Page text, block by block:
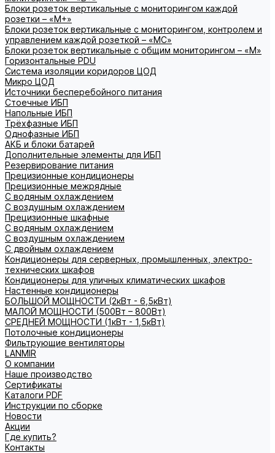
Блоки розеток вертикальные с мониторингом каждой
розетки – «М+»
Блоки розеток вертикальные с мониторингом, контролем и
управлением каждой розеткой – «МС»
Блоки розеток вертикальные с общим мониторингом – «М»
Горизонтальные PDU
Система изоляции коридоров ЦОД
Микро ЦОД
Источники бесперебойного питания
Стоечные ИБП
Напольные ИБП
Трёхфазные ИБП
Однофазные ИБП
АКБ и блоки батарей
Дополнительные элементы для ИБП
Резервирование питания
Прецизионные кондиционеры
Прецизионные межрядные
С водяным охлаждением
С воздушным охлаждением
Прецизионные шкафные
С водяным охлаждением
С воздушным охлаждением
С двойным охлаждением
Кондиционеры для серверных, промышленных, электро-
технических шкафов
Кондиционеры для уличных климатических шкафов
Настенные кондиционеры
БОЛЬШОЙ МОЩНОСТИ (2кВт - 6,5кВт)
МАЛОЙ МОЩНОСТИ (500Вт – 800Вт)
СРЕДНЕЙ МОЩНОСТИ (1кВт - 1,5кВт)
Потолочные кондиционеры
Фильтрующие вентиляторы
LANMIR
О компании
Наше производство
Сертификаты
Каталоги PDF
Инструкции по сборке
Новости
Акции
Где купить?
Контакты